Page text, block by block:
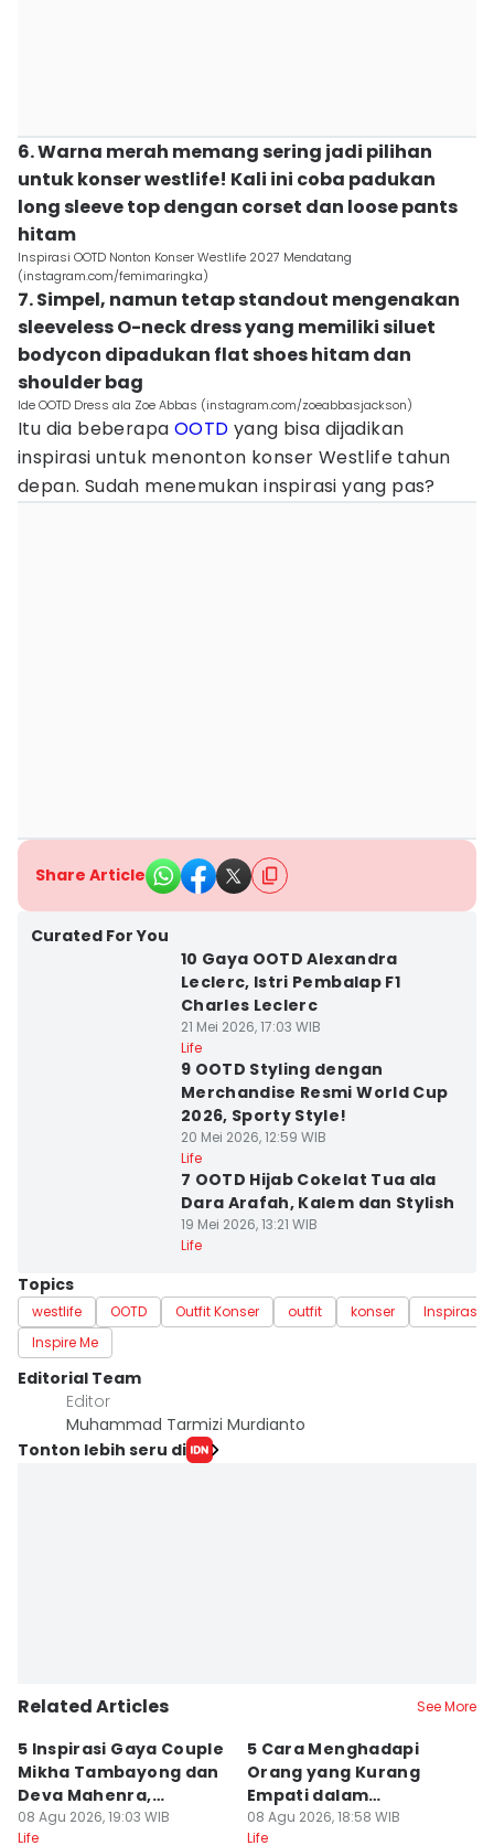
6. Warna merah memang sering jadi pilihan
untuk konser westlife! Kali ini coba padukan
long sleeve top dengan corset dan loose pants
hitam
Inspirasi OOTD Nonton Konser Westlife 2027 Mendatang
(instagram.com/femimaringka)
7. Simpel, namun tetap standout mengenakan
sleeveless O-neck dress yang memiliki siluet
bodycon dipadukan flat shoes hitam dan
shoulder bag
Ide OOTD Dress ala Zoe Abbas (instagram.com/zoeabbasjackson)
Itu dia beberapa OOTD yang bisa dijadikan
inspirasi untuk menonton konser Westlife tahun
depan. Sudah menemukan inspirasi yang pas?
Share Article
Curated For You
10 Gaya OOTD Alexandra
Leclerc, Istri Pembalap F1
Charles Leclerc
21 Mei 2026, 17:03 WIB
Life
9 OOTD Styling dengan
Merchandise Resmi World Cup
2026, Sporty Style!
20 Mei 2026, 12:59 WIB
Life
7 OOTD Hijab Cokelat Tua ala
Dara Arafah, Kalem dan Stylish
19 Mei 2026, 13:21 WIB
Life
Topics
westlife OOTD Outfit Konser outfit konser
Inspirasi
Inspire Me
Editorial Team
Editor
Muhammad Tarmizi Murdianto
Tonton lebih seru di
Related Articles See More
5 Inspirasi Gaya Couple
Mikha Tambayong dan
Deva Mahenra,
Berkelas!
08 Agu 2026, 19:03 WIB
Life
5 Cara Menghadapi
Orang yang Kurang
Empati dalam
Pertemanan
08 Agu 2026, 18:58 WIB
Life